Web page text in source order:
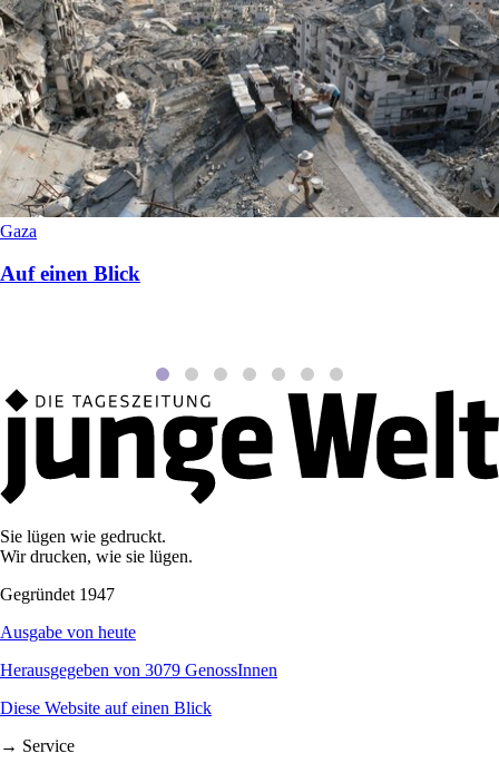
Gaza
Auf einen Blick
Sie lügen wie gedruckt.
Wir drucken, wie sie lügen.
Gegründet 1947
Ausgabe von heute
Herausgegeben von 3079 GenossInnen
Diese Website auf einen Blick
→ Service